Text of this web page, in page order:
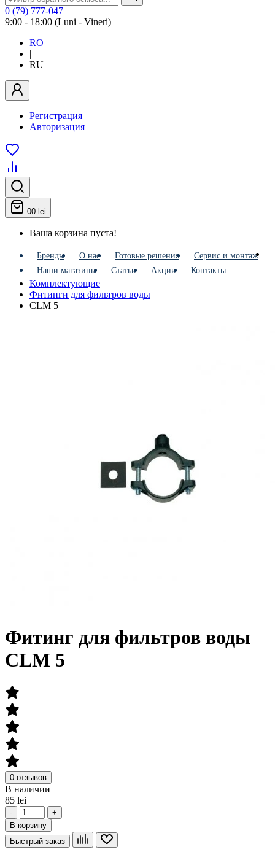
0 (79) 777-047
9:00 - 18:00 (Luni - Vineri)
RO
|
RU
Регистрация
Авторизация
00 lei
Ваша корзина пуста!
Бренды О нас Готовые решения
Сервис и монтаж
Наши магазины
Статьи Акции Контакты
Комплектующие
Фитинги для фильтров воды
CLM 5
Фитинг для фильтров воды
CLM 5
0 отзывов
В наличии
85 lei
-
+
В корзину
Быстрый заказ